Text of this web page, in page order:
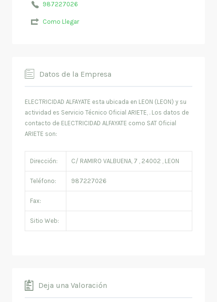
987227026
Como Llegar
Datos de la Empresa
ELECTRICIDAD ALFAYATE esta ubicada en LEON (LEON) y su
actividad es Servicio Técnico Oficial ARIETE, . Los datos de
contacto de ELECTRICIDAD ALFAYATE como SAT Oficial
ARIETE son:
Dirección: C/ RAMIRO VALBUENA, 7 , 24002 , LEON
Teléfono: 987227026
Fax:
Sitio Web:
Deja una Valoración